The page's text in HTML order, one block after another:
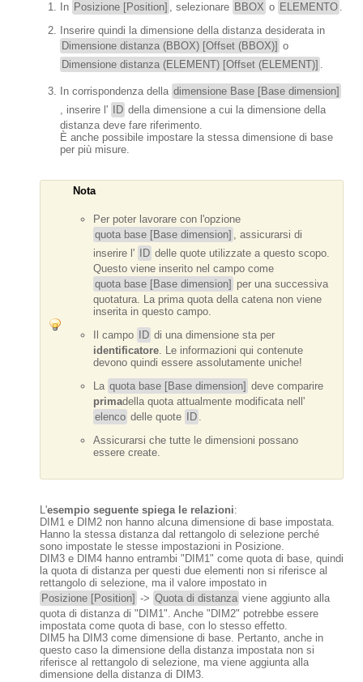
In Posizione [Position] , selezionare BBOX o ELEMENTO .
Inserire quindi la dimensione della distanza desiderata in
Dimensione distanza (BBOX) [Offset (BBOX)] o
Dimensione distanza (ELEMENT) [Offset (ELEMENT)] .
In corrispondenza della dimensione Base [Base dimension]
, inserire l'
ID della dimensione a cui la dimensione della
distanza deve fare riferimento.
È anche possibile impostare la stessa dimensione di base
per più misure.
Nota
Per poter lavorare con l'opzione
quota base [Base dimension] , assicurarsi di
inserire l'
ID delle quote utilizzate a questo scopo.
Questo viene inserito nel campo come
quota base [Base dimension] per una successiva
quotatura. La prima quota della catena non viene
inserita in questo campo.
Il campo
ID di una dimensione sta per
identificatore. Le informazioni qui contenute
devono quindi essere assolutamente uniche!
La quota base [Base dimension] deve comparire
primadella quota attualmente modificata nell'
elenco delle quote ID .
Assicurarsi che tutte le dimensioni possano
essere create.
L'esempio seguente spiega le relazioni:
DIM1 e DIM2 non hanno alcuna dimensione di base impostata.
Hanno la stessa distanza dal rettangolo di selezione perché
sono impostate le stesse impostazioni in Posizione.
DIM3 e DIM4 hanno entrambi "DIM1" come quota di base, quindi
la quota di distanza per questi due elementi non si riferisce al
rettangolo di selezione, ma il valore impostato in
Posizione [Position] -> Quota di distanza viene aggiunto alla
quota di distanza di "DIM1". Anche "DIM2" potrebbe essere
impostata come quota di base, con lo stesso effetto.
DIM5 ha DIM3 come dimensione di base. Pertanto, anche in
questo caso la dimensione della distanza impostata non si
riferisce al rettangolo di selezione, ma viene aggiunta alla
dimensione della distanza di DIM3.